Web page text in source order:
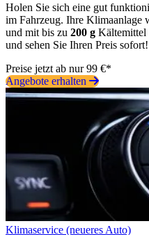
Holen Sie sich eine gut
im Fahrzeug. Ihre Klimaanlage
und mit bis zu 200 g Kältemittel
und sehen Sie Ihren Preis sofort!
Preise jetzt ab nur 99 €*
Angebote erhalten
Klimaservice (neueres Auto)